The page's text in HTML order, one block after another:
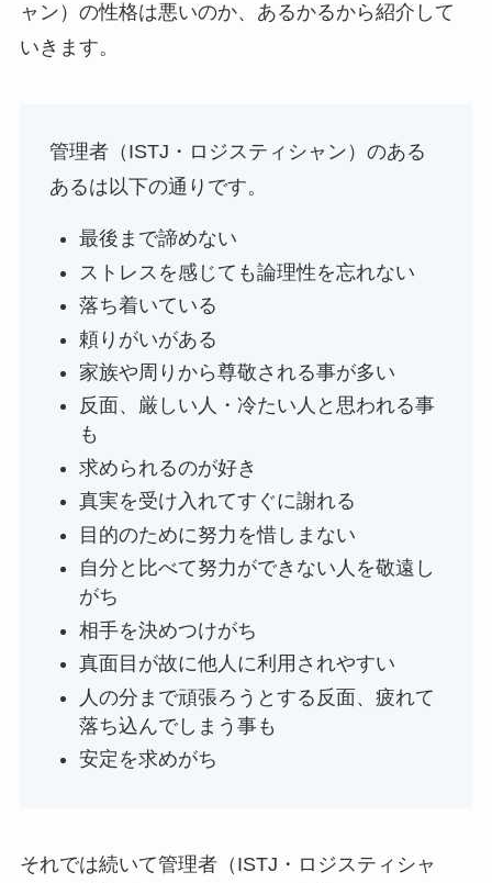
ャン）の性格は悪いのか、あるかるから紹介して
いきます。
管理者（ISTJ・ロジスティシャン）のある
あるは以下の通りです。
最後まで諦めない
ストレスを感じても論理性を忘れない
落ち着いている
頼りがいがある
家族や周りから尊敬される事が多い
反面、厳しい人・冷たい人と思われる事
も
求められるのが好き
真実を受け入れてすぐに謝れる
目的のために努力を惜しまない
自分と比べて努力ができない人を敬遠し
がち
相手を決めつけがち
真面目が故に他人に利用されやすい
人の分まで頑張ろうとする反面、疲れて
落ち込んでしまう事も
安定を求めがち
それでは続いて管理者（ISTJ・ロジスティシャ